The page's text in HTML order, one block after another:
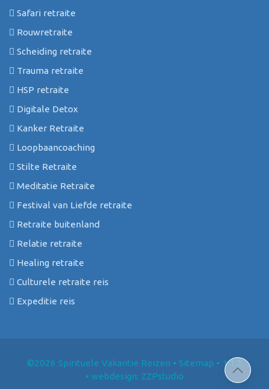
Safari retraite
Rouwretraite
Scheiding retraite
Trauma retraite
HSP retraite
Digitale Detox
Kanker Retraite
Loopbaancoaching
Stilte Retraite
Meditatie Retraite
Festival van Liefde retraite
Retraite buitenland
Relatie retraite
Healing retraite
Culturele retraite reis
Expeditie reis
©2026 Spirituele Vakantie Reizen • Sitemap • 1.1.2
• webdesign: ZZPstudio